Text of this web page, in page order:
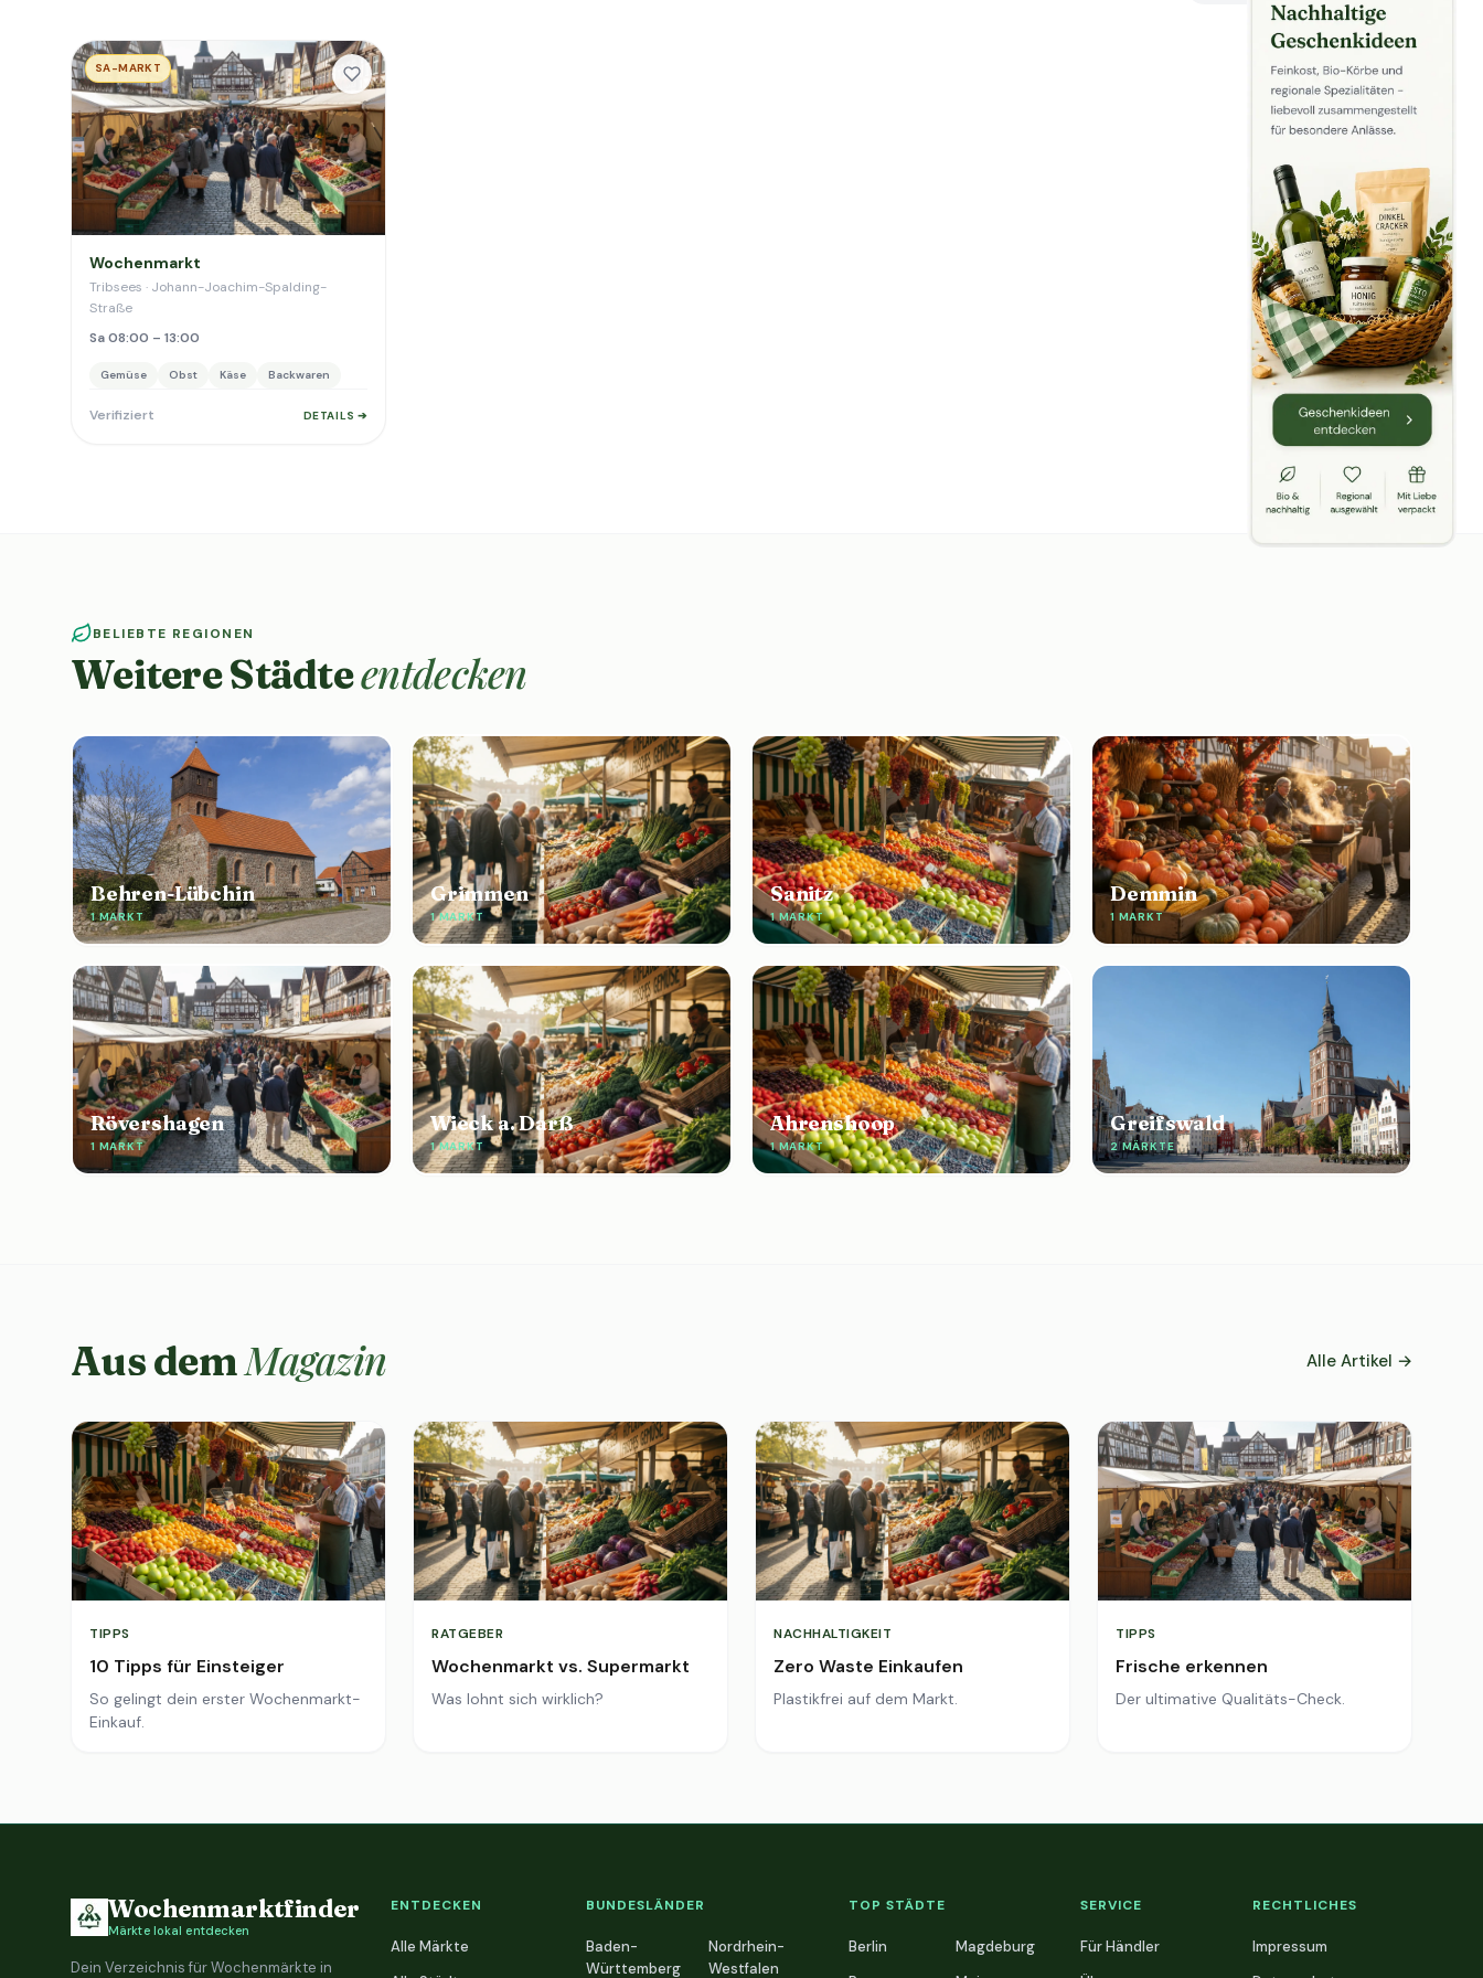
SA-MARKT
Wochenmarkt
Tribsees · Johann-Joachim-Spalding-
Straße
Sa 08:00 – 13:00
Gemüse Obst Käse Backwaren
Verifiziert DETAILS ➔
BELIEBTE REGIONEN
Weitere Städteentdecken
Behren-Lübchin
1 MARKT
Grimmen
1 MARKT
Sanitz
1 MARKT
Demmin
1 MARKT
Rövershagen
1 MARKT
Wieck a. Darß
1 MARKT
Ahrenshoop
1 MARKT
Greifswald
2 MÄRKTE
Aus demMagazin Alle Artikel →
TIPPS
10 Tipps für Einsteiger
So gelingt dein erster Wochenmarkt-
Einkauf.
RATGEBER
Wochenmarkt vs. Supermarkt
Was lohnt sich wirklich?
NACHHALTIGKEIT
Zero Waste Einkaufen
Plastikfrei auf dem Markt.
TIPPS
Frische erkennen
Der ultimative Qualitäts-Check.
Wochenmarktfinder
Märkte lokal entdecken
Dein Verzeichnis für Wochenmärkte in
ENTDECKEN
Alle Märkte
BUNDESLÄNDER
Baden-
Württemberg
Nordrhein-
Westfalen
TOP STÄDTE
Berlin
Magdeburg
SERVICE
Für Händler
RECHTLICHES
Impressum